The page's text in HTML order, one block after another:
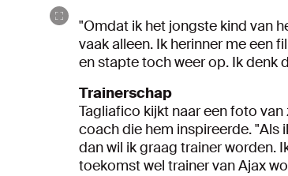
"Omdat ik het jongste kind van
vaak alleen. Ik herinner me een
en stapte toch weer op. Ik denk
Trainerschap
Tagliafico kijkt naar een foto
coach die hem inspireerde. "Als
dan wil ik graag trainer worden.
toekomst wel trainer van Ajax